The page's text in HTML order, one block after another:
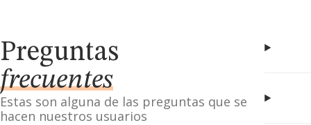
Preguntas
frecuentes
Estas son alguna de las preguntas que se
hacen nuestros usuarios